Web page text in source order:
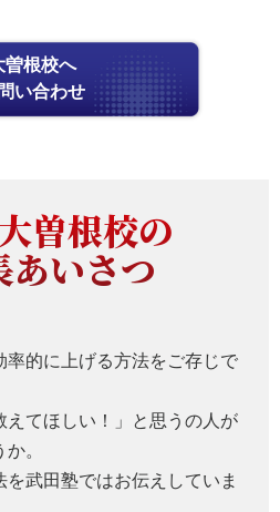
曽根校へ
い合わせ
曽根校の
あいさつ
率的に上げる方法をご存じで
えてほしい！」と思うの人が
。
武田塾ではお伝えしていま